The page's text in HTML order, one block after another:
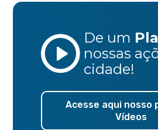
De um
nossas
cidade!
Acesse aqui nosso
Vídeos